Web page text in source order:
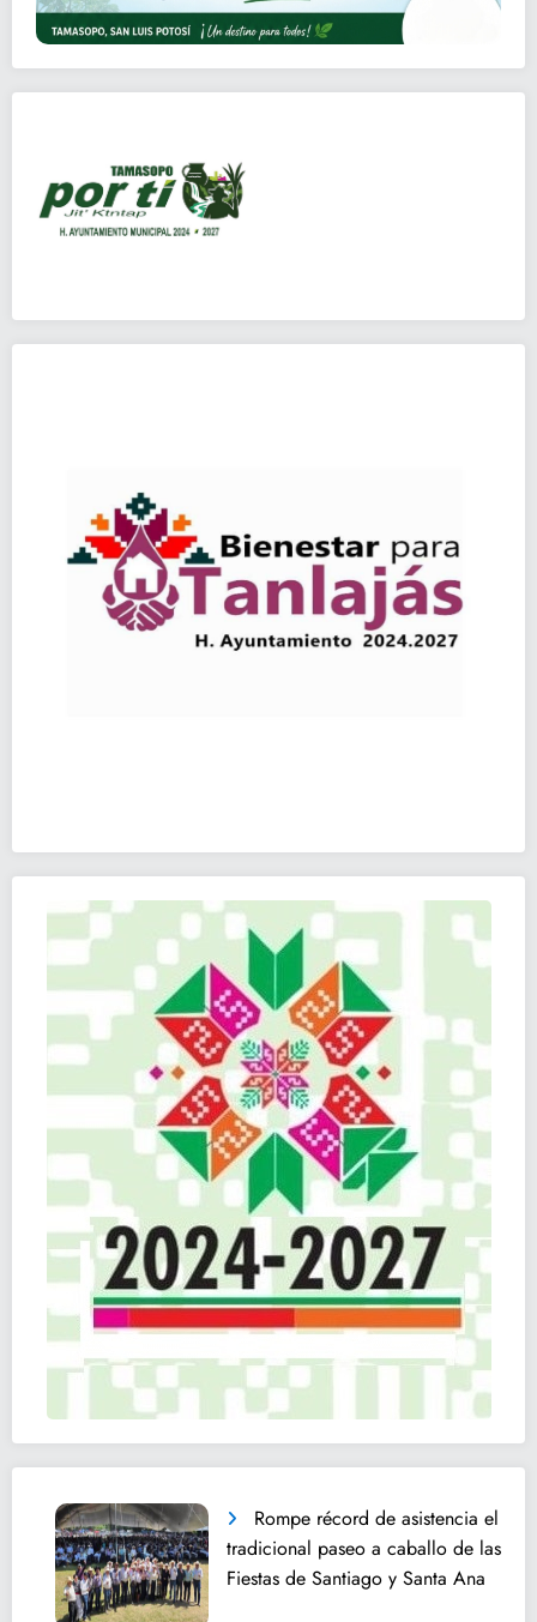
Rompe récord de asistencia el
tradicional paseo a caballo de las
Fiestas de Santiago y Santa Ana